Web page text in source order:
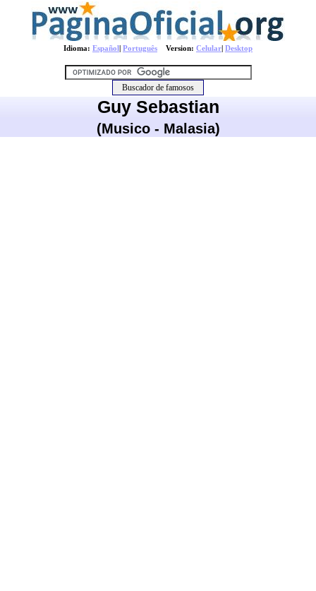
Idioma: Español| Português Version: Celular| Desktop
Guy Sebastian
(Musico - Malasia)